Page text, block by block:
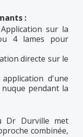
:
sur la
4 lames pour
directe sur le
d'une
pendant la
Dr Durville met
combinée,